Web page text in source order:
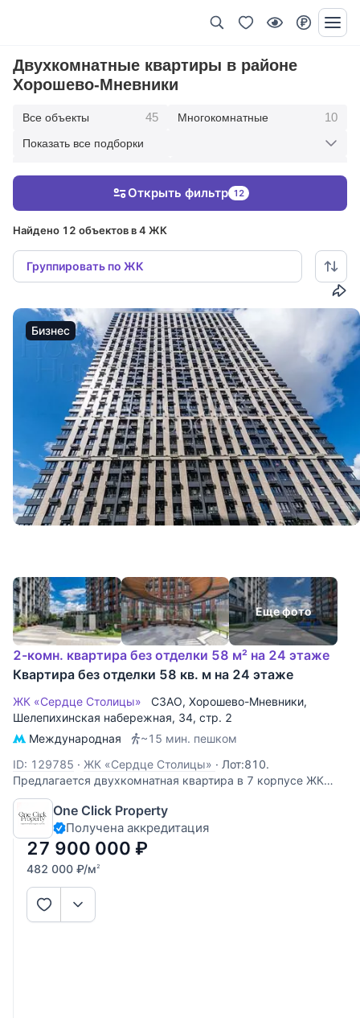
Двухкомнатные квартиры в районе
Хорошево-Мневники
Все объекты 45 Многокомнатные 10
11 Однокомнатные
Показать все подборки
Найдено 12 объектов в 4 ЖК
Группировать по ЖК
Открыть фильтр 12
Бизнес
Еще фото
2-комн. квартира без отделки 58 м² на 24 этаже
Квартира без отделки 58 кв. м на 24 этаже
ЖК «Сердце Столицы» СЗАО, Хорошево-Мневники,
Шелепихинская набережная, 34, стр. 2
Международная
~15 мин. пешком
ID: 129785 · ЖК «Сердце Столицы» · Лот:810.
Предлагается двухкомнатная квартира в 7 корпусе ЖК
бизнес-класса "Сердце столицы". Из окон квартиры
открываются потрясающие виды на панораму города.
Жилой комплекс с прилегающей парковой территорией
расположен на первой линии Москвы-реки с
One Click Property
Получена аккредитация
27 900 000 ₽
482 000 ₽/м2